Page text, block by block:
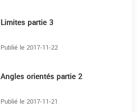
Limites partie 3
Publié le 2017-11-22
Angles orientés partie 2
Publié le 2017-11-21